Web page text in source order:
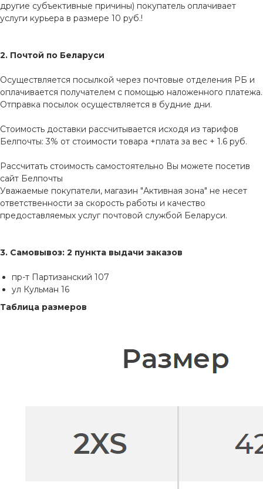
другие субъективные причины) покупатель оплачивает
услуги курьера в размере 10 руб.!
2. Почтой по Беларуси
Осуществляется посылкой через почтовые отделения РБ и
оплачивается получателем с помощью наложенного платежа.
Отправка посылок осуществляется в будние дни.
Стоимость доставки рассчитывается исходя из тарифов
Белпочты: 3% от стоимости товара +плата за вес + 1.6 руб.
Рассчитать стоимость самостоятельно Вы можете посетив
сайт Белпочты
Уважаемые покупатели, магазин "Активная зона" не несет
ответственности за скорость работы и качество
предоставляемых услуг почтовой службой Беларуси.
3. Самовывоз: 2 пункта выдачи заказов
пр-т Партизанский 107
ул Кульман 16
Таблица размеров